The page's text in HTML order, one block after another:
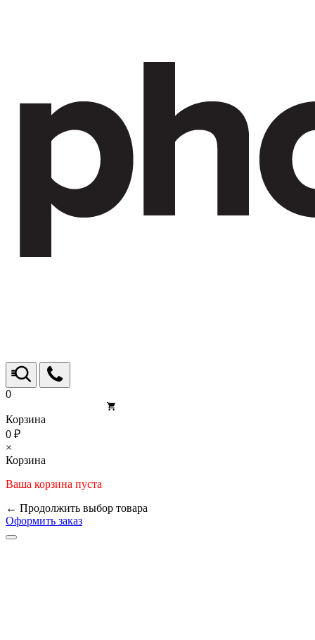
0
Корзина
0 ₽
×
Корзина
Ваша корзина пуста
← Продолжить выбор товара
Оформить заказ